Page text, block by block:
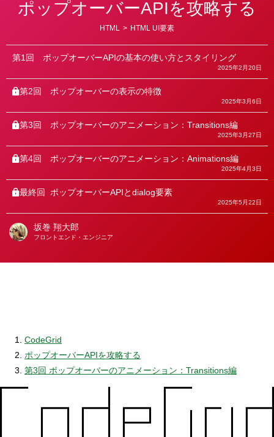
ポップオーバーAPIを攻略する
カ
ゴ
リ
ー
HTML > HTML UI要素
第1回 ポップオーバーAPIの基本の使い方とスタイリング
2025年2月20日
第2回 ポップオーバーの表示の特徴
2025年3月6日
第3回 ポップオーバーのアニメーション：Transitions編
2025年3月27日
第4回 ポップオーバーのアニメーション：Animations編
2025年4月3日
最終回 ポップオーバーAPIとdialog要素
2025年5月22日
著
坂巻 翔大郎
フロントエンド・エンジニア
CodeGrid
ポップオーバーAPIを攻略する
第3回 ポップオーバーのアニメーション：Transitions編